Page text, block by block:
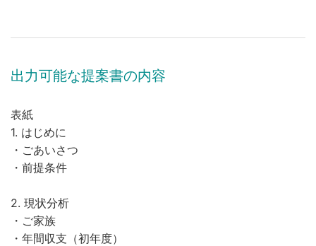
出力可能な提案書の内容
表紙
1. はじめに
・ごあいさつ
・前提条件
2. 現状分析
・ご家族
・年間収支（初年度）